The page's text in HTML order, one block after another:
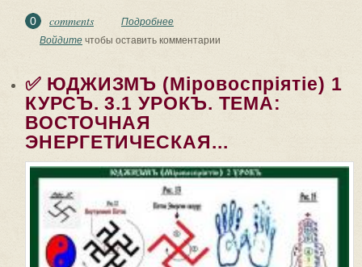
0 comments Подробнее
4 УРОКЪ. Тема: ДЕВЯТЕРИЧНАЯ
Войдитечтобы оставить комментарии
✅ ЮДЖИЗМЪ (Мiровоспрiятiе) 1
КУРСЪ. 3.1 УРОКЪ. ТЕМА:
ВОСТОЧНАЯ
ЭНЕРГЕТИЧЕСКАЯ...